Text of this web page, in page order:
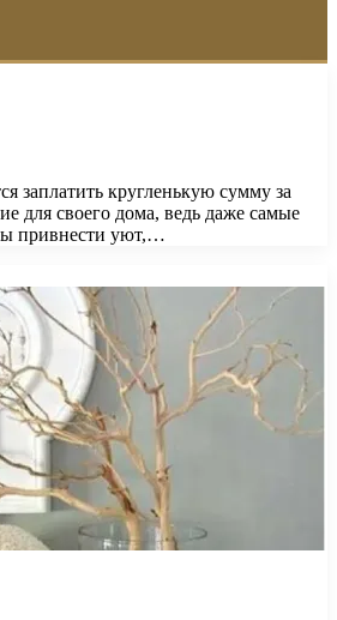
заплатить кругленькую сумму за
для своего дома, ведь даже самые
привнести уют,…